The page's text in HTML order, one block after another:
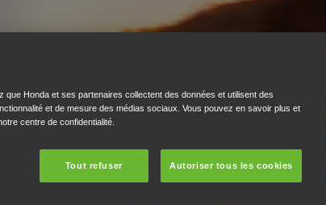
que Honda et ses partenaires collectent des données et utilisent des
et de mesure des médias sociaux. Vous pouvez en savoir plus et
centre de confidentialité.
Tout refuser Autoriser tous les cookies